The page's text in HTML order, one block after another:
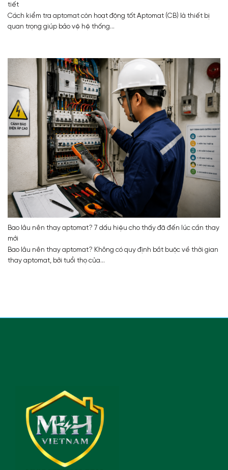
tiết
Cách kiểm tra aptomat còn hoạt động tốt Aptomat (CB) là thiết bị
quan trọng giúp bảo vệ hệ thống...
Bao lâu nên thay aptomat? 7 dấu hiệu cho thấy đã đến lúc cần thay
mới
Bao lâu nên thay aptomat? Không có quy định bắt buộc về thời gian
thay aptomat, bởi tuổi thọ của...